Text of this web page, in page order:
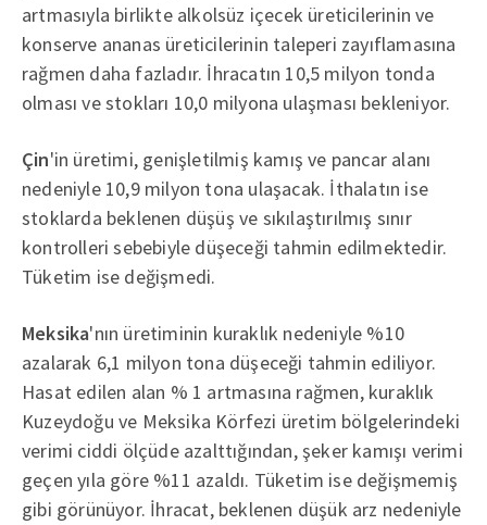
artmasıyla birlikte alkolsüz içecek üreticilerinin ve
konserve ananas üreticilerinin taleperi zayıflamasına
rağmen daha fazladır. İhracatın 10,5 milyon tonda
olması ve stokları 10,0 milyona ulaşması bekleniyor.
Çin'in üretimi, genişletilmiş kamış ve pancar alanı
nedeniyle 10,9 milyon tona ulaşacak. İthalatın ise
stoklarda beklenen düşüş ve sıkılaştırılmış sınır
kontrolleri sebebiyle düşeceği tahmin edilmektedir.
Tüketim ise değişmedi.
Meksika'nın üretiminin kuraklık nedeniyle %10
azalarak 6,1 milyon tona düşeceği tahmin ediliyor.
Hasat edilen alan % 1 artmasına rağmen, kuraklık
Kuzeydoğu ve Meksika Körfezi üretim bölgelerindeki
verimi ciddi ölçüde azalttığından, şeker kamışı verimi
geçen yıla göre %11 azaldı. Tüketim ise değişmemiş
gibi görünüyor. İhracat, beklenen düşük arz nedeniyle